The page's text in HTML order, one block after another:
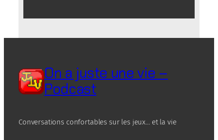
On a juste une vie –
Podcast
Conversations confortables sur les jeux… et la vie